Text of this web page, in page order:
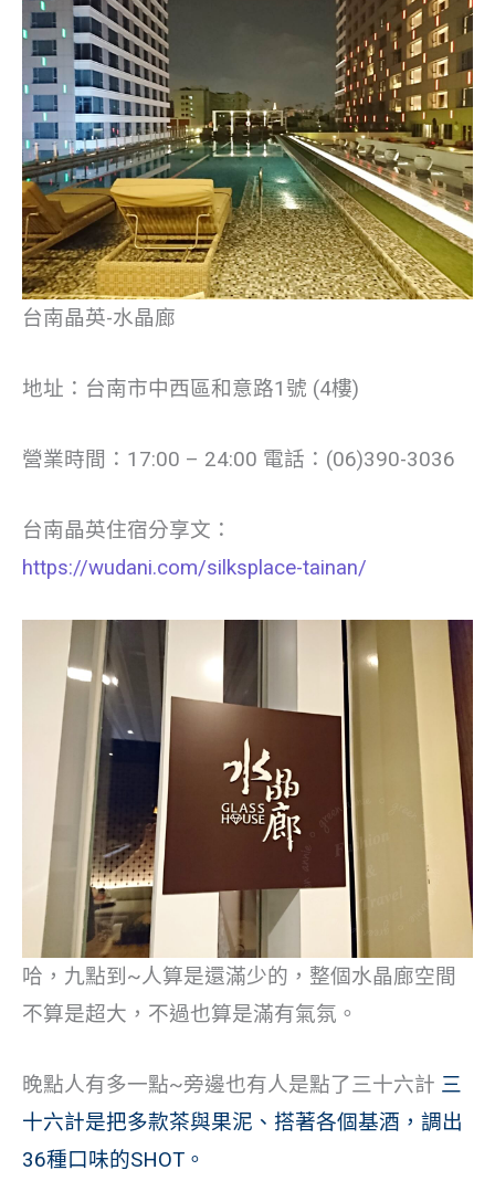
台南晶英-水晶廊
地址：台南市中西區和意路1號 (4樓)
營業時間：17:00 – 24:00 電話：(06)390-3036
台南晶英住宿分享文：
https://wudani.com/silksplace-tainan/
哈，九點到~人算是還滿少的，整個水晶廊空間
不算是超大，不過也算是滿有氣氛。
晚點人有多一點~旁邊也有人是點了三十六計 三
十六計是把多款茶與果泥、搭著各個基酒，調出
36種口味的SHOT。